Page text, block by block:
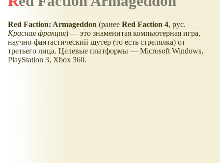
Red Faction: Armageddon (ранее Red Faction 4, рус.
Красная фракция) — это знаменитая компьютерная игра,
научно-фантастический шутер (то есть стрелялка) от
третьего лица. Целевые платформы — Microsoft Windows,
PlayStation 3, Xbox 360.